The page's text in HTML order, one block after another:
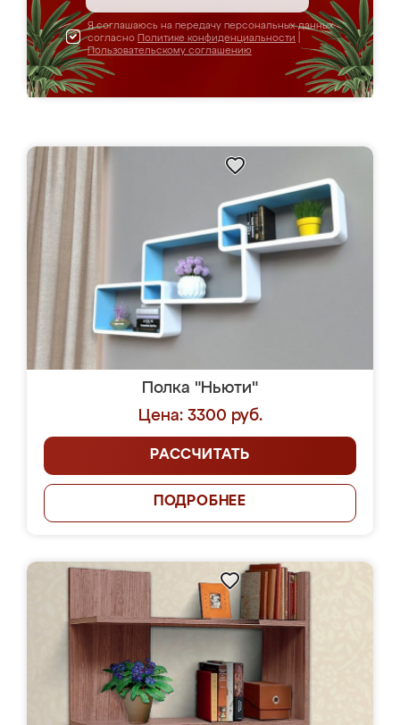
Я соглашаюсь на передачу персональных данных
согласно Политике конфиденциальности
Пользовательскому соглашению
Полка "Ньюти"
Цена: 3300 руб.
РАССЧИТАТЬ
ПОДРОБНЕЕ